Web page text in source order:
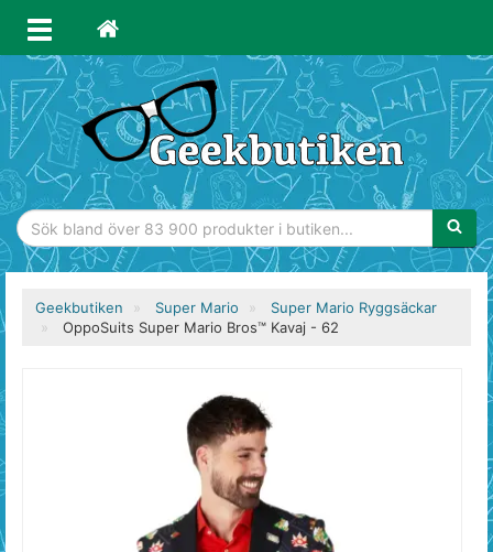
Geekbutiken Super Mario
Super Mario Ryggsäckar
OppoSuits Super Mario Bros™ Kavaj - 62